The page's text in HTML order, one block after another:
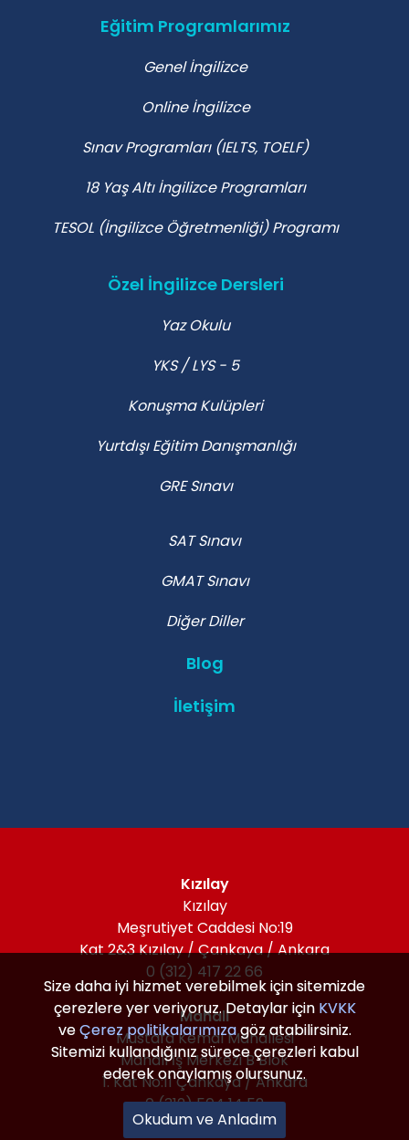
Eğitim Programlarımız
Genel İngilizce
Online İngilizce
Sınav Programları (IELTS, TOELF)
18 Yaş Altı İngilizce Programları
TESOL (İngilizce Öğretmenliği) Programı
Özel İngilizce Dersleri
Yaz Okulu
YKS / LYS - 5
Konuşma Kulüpleri
Yurtdışı Eğitim Danışmanlığı
GRE Sınavı
SAT Sınavı
GMAT Sınavı
Diğer Diller
Blog
İletişim
Kızılay
Kızılay
Meşrutiyet Caddesi No:19
Kat 2&3 Kızılay / Çankaya / Ankara
0 (312) 417 22 66
Mahall
Mustafa Kemal Mahallesi
Mahall İş Merkezi B Blok
1. Kat No:11 Çankaya / Ankara
0 (312) 504 14 52
Size daha iyi hizmet verebilmek için sitemizde
çerezlere yer veriyoruz. Detaylar için KVKK
veÇerez politikalarımızagöz atabilirsiniz.
Sitemizi kullandığınız sürece çerezleri kabul
ederek onaylamış olursunuz.
Okudum ve Anladım
Size daha iyi hizmet verebilmek için sitemizde
çerezlere yer veriyoruz. Detaylar için KVKK
veÇerez politikalarımızagöz atabilirsiniz.
Sitemizi kullandığınız sürece çerezleri kabul
ederek onaylamış olursunuz.
Okudum ve Anladım